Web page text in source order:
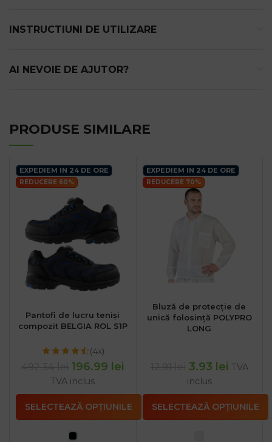
INSTRUCTIUNI DE UTILIZARE
AI NEVOIE DE AJUTOR?
PRODUSE SIMILARE
EXPEDIEM IN 24 DE ORE
REDUCERE 60%
Pantofi de lucru teniși
compozit BELGIA ROL S1P
(4x)
196.99 lei
TVA inclus
SELECTEAZĂ OPȚIUNILE
EXPEDIEM IN 24 DE ORE
REDUCERE 70%
Bluză de protecție de
unică folosință POLYPRO
LONG
3.93 lei TVA
inclus
SELECTEAZĂ OPȚIUNILE